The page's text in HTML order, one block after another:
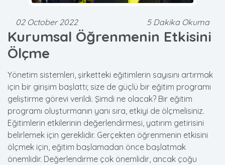
02 October 2022 5 Dakika Okuma
Kurumsal Öğrenmenin Etkisini
Ölçme
Yönetim sistemleri, şirketteki eğitimlerin sayısını artırmak
için bir girişim başlattı; size de güçlü bir eğitim programı
geliştirme görevi verildi. Şimdi ne olacak? Bir eğitim
programı oluşturmanın yanı sıra, etkiyi de ölçmelisiniz.
Eğitimlerin etkilerinin değerlendirmesi, yatırım getirisini
belirlemek için gereklidir. Gerçekten öğrenmenin etkisini
ölçmek için, eğitim başlamadan önce başlatmak
önemlidir. Değerlendirme çok önemlidir, ancak çoğu